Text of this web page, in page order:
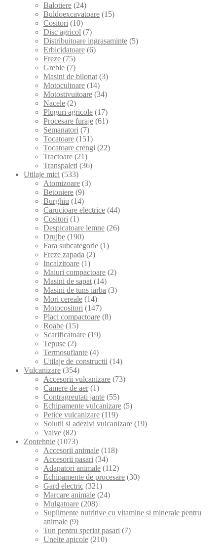
Balotiere (24)
Buldoexcavatoare (15)
Cositori (10)
Disc agricol (7)
Distribuitoare ingrasaminte (5)
Erbicidatoare (6)
Freze (75)
Greble (7)
Masini de bilonat (3)
Motocultoare (14)
Motostivuitoare (34)
Nacele (2)
Pluguri agricole (17)
Procesare furaje (61)
Semanatori (7)
Tocatoare (151)
Tocatoare crengi (22)
Tractoare (21)
Transpaleti (36)
Utilaje mici (533)
Atomizoare (3)
Betoniere (9)
Burghiu (14)
Carucioare electrice (44)
Cositori (1)
Despicatoare lemne (26)
Drujbe (190)
Fara subcategorie (1)
Freze zapada (2)
Incalzitoare (1)
Maiuri compactoare (2)
Masini de sapat (14)
Masini de tuns iarba (3)
Mori cereale (14)
Motocositori (147)
Placi compactoare (8)
Roabe (15)
Scarificatoare (19)
Tepuse (2)
Termosuflante (4)
Utilaje de constructii (14)
Vulcanizare (354)
Accesorii vulcanizare (73)
Camere de aer (1)
Contragreutati jante (55)
Echipamente vulcanizare (5)
Petice vulcanizare (119)
Solutii si adezivi vulcanizare (19)
Valve (82)
Zootehnie (1073)
Accesorii animale (118)
Accesorii pasari (34)
Adapatori animale (112)
Echipamente de procesare (30)
Gard electric (321)
Marcare animale (24)
Mulgatoare (208)
Suplimente nutritive cu vitamine si minerale pentru
animale (9)
Tun pentru speriat pasari (7)
Unelte apicole (210)